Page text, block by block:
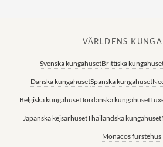
VÄRLDENS
Svenska kungahusetBrittiska
Danska kungahusetSpanska kungahuset
Belgiska kungahusetJordanska kungahuset
Japanska kejsarhusetThailändska kungahuset
Monacos furstehus